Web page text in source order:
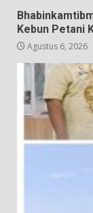
Kebun Petani
Agustus 6, 2026